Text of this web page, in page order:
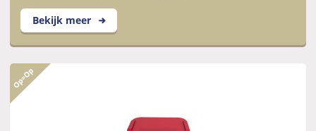
Bekijk meer